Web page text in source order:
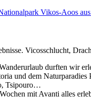
Vikos-Aoos
Vicosschlucht,
durften wir
und dem
Tsipouro…
mit Avanti alles